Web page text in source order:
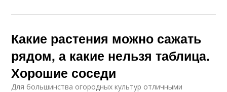
Какие растения можно сажать
рядом, а какие нельзя таблица.
Хорошие соседи
Для большинства огородных культур отличными